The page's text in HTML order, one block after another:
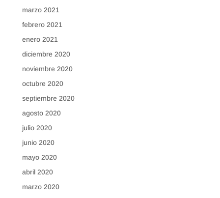
marzo 2021
febrero 2021
enero 2021
diciembre 2020
noviembre 2020
octubre 2020
septiembre 2020
agosto 2020
julio 2020
junio 2020
mayo 2020
abril 2020
marzo 2020